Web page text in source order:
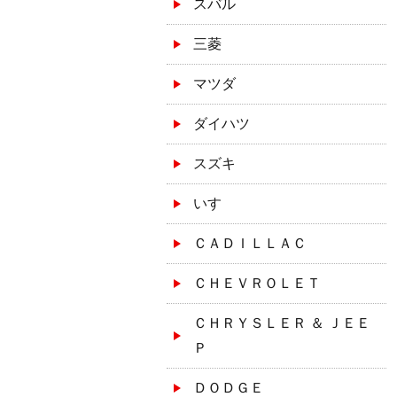
スバル
三菱
マツダ
ダイハツ
スズキ
いすゞ
ＣＡＤＩＬＬＡＣ
ＣＨＥＶＲＯＬＥＴ
ＣＨＲＹＳＬＥＲ ＆ ＪＥＥ
Ｐ
ＤＯＤＧＥ